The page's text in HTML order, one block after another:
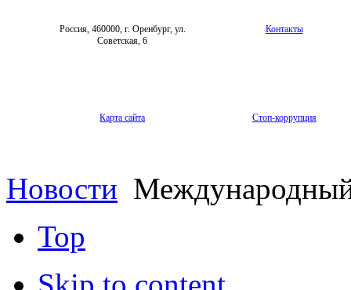
Россия, 460000, г. Оренбург, ул.
Советская, 6
Контакты
Карта сайта Стоп-коррупция
Новости
Top